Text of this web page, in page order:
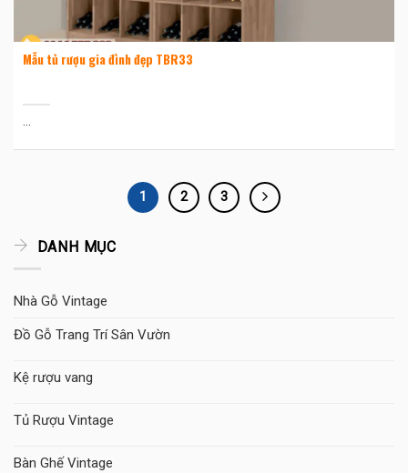
DANH MỤC
Nhà Gỗ Vintage
Đồ Gỗ Trang Trí Sân Vườn
Kệ rượu vang
Tủ Rượu Vintage
Bàn Ghế Vintage
Mẫu tủ rượu gia đình đẹp TBR33
1 2 3